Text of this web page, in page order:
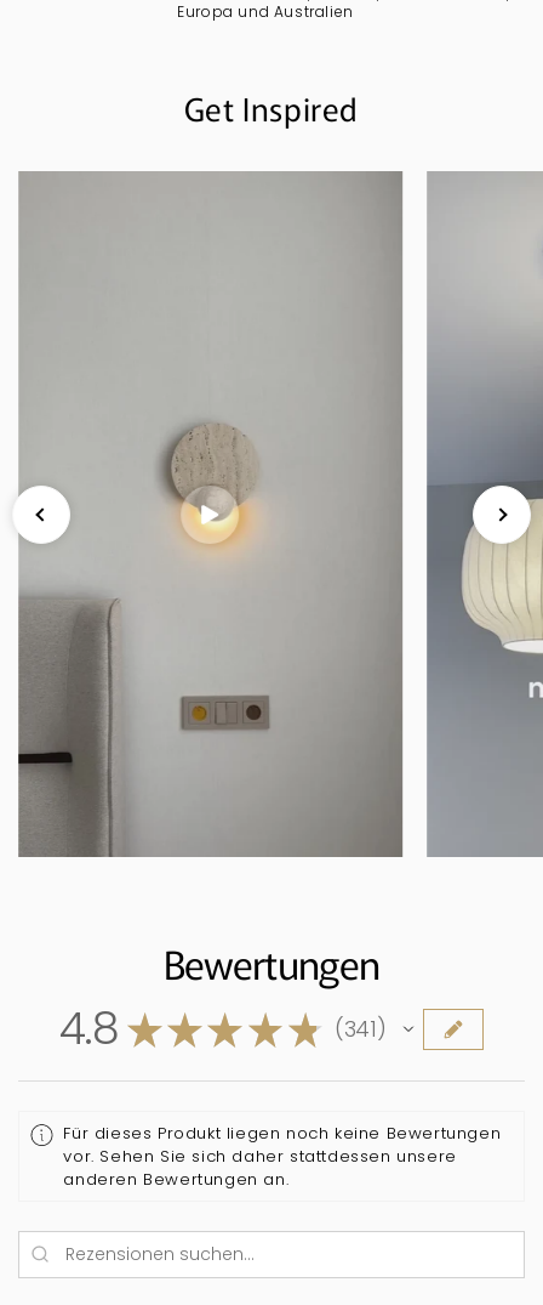
Europa und Australien
Get Inspired
Bewertungen
4.8 ★★★★★ 341
341
Für dieses Produkt liegen noch keine Bewertungen
vor. Sehen Sie sich daher stattdessen unsere
anderen Bewertungen an.